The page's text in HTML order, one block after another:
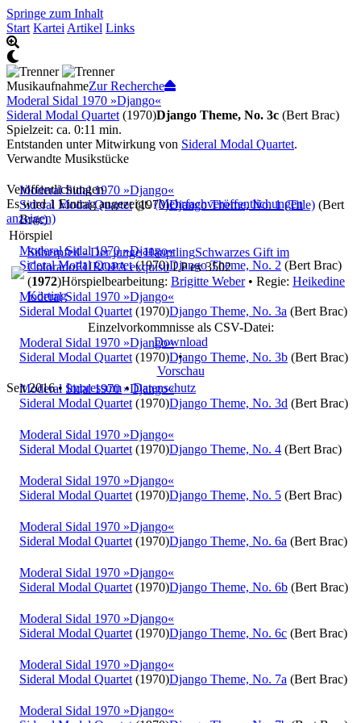
Springe zum Inhalt
Start Kartei Artikel Links
MusikaufnahmeZur Recherche
Moderal Sidal 1970 »Django«
Sideral Modal Quartet (1970)Django Theme, No. 3c (Bert Brac)
Spielzeit: ca. 0:11 min.
Entstanden unter Mitwirkung von Sideral Modal Quartet.
Verwandte Musikstücke
Moderal Sidal 1970 »Django«
Sideral Modal Quartet(1970)Django Theme, No. 1 (Title) (Bert
Brac)
Moderal Sidal 1970 »Django«
Sideral Modal Quartet(1970)Django Theme, No. 2 (Bert Brac)
Moderal Sidal 1970 »Django«
Sideral Modal Quartet (1970)Django Theme, No. 3a (Bert Brac)
Moderal Sidal 1970 »Django«
Sideral Modal Quartet (1970)Django Theme, No. 3b (Bert Brac)
Moderal Sidal 1970 »Django«
Sideral Modal Quartet (1970)Django Theme, No. 3d (Bert Brac)
Moderal Sidal 1970 »Django«
Sideral Modal Quartet (1970)Django Theme, No. 4 (Bert Brac)
Moderal Sidal 1970 »Django«
Sideral Modal Quartet (1970)Django Theme, No. 5 (Bert Brac)
Moderal Sidal 1970 »Django«
Sideral Modal Quartet (1970)Django Theme, No. 6a (Bert Brac)
Moderal Sidal 1970 »Django«
Sideral Modal Quartet (1970)Django Theme, No. 6b (Bert Brac)
Moderal Sidal 1970 »Django«
Sideral Modal Quartet (1970)Django Theme, No. 6c (Bert Brac)
Moderal Sidal 1970 »Django«
Sideral Modal Quartet (1970)Django Theme, No. 7a (Bert Brac)
Moderal Sidal 1970 »Django«
Veröffentlichungen
Es wird 1 Eintrag angezeigt.(Mehrfachveröffentlichungen
anzeigen)
Hörspiel
Silberpfeil - Der junge HäuptlingSchwarzes Gift im
ColoradoEUROPA exquisitLP ex 3502
(1972)Hörspielbearbeitung: Brigitte Weber• Regie: Heikedine
Körting
Einzelvorkommnisse als CSV-Datei:
Download
•
Vorschau
Seit 2016 • Impressum • Datenschutz